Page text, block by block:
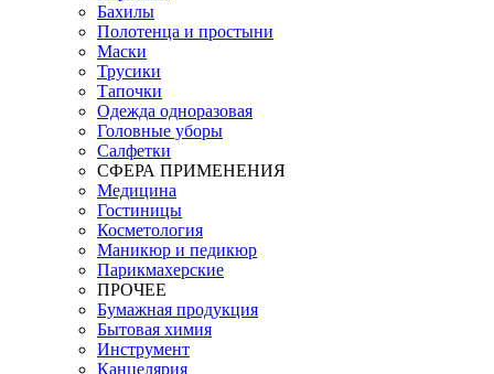
Бахилы
Полотенца и простыни
Маски
Трусики
Тапочки
Одежда одноразовая
Головные уборы
Салфетки
СФЕРА ПРИМЕНЕНИЯ
Медицина
Гостиницы
Косметология
Маникюр и педикюр
Парикмахерские
ПРОЧЕЕ
Бумажная продукция
Бытовая химия
Инструмент
Канцелярия